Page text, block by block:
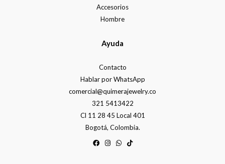
Accesorios
Hombre
Ayuda
Contacto
Hablar por WhatsApp
comercial@quimerajewelry.co
321 5413422
Cl 11 28 45 Local 401
Bogotá, Colombia.